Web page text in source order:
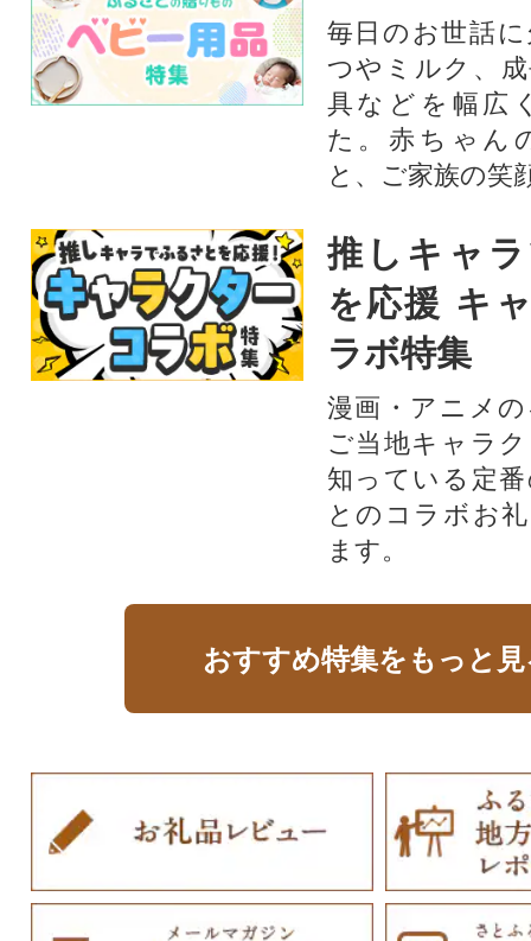
毎日のお世話
つやミルク、
具などを幅広
た。赤ちゃん
と、ご家族の笑
推しキャ
を応援 キ
ラボ特集
漫画・アニメ
ご当地キャラ
知っている定
とのコラボお
ます。​
おすすめ特集をもっと